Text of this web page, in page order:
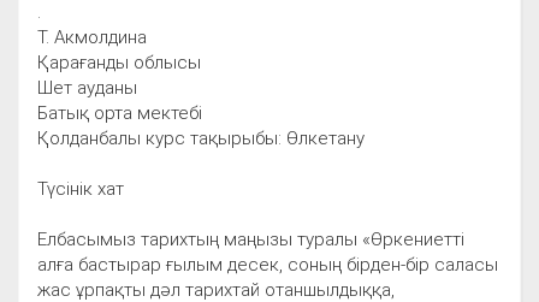
Т. Акмолдина
Қарағанды облысы
Шет ауданы
Батық орта мектебі
Қолданбалы курс тақырыбы: Өлкетану
Түсінік хат
Елбасымыз тарихтың маңызы туралы «Өркениетті
алға бастырар ғылым десек, соның бірден-бір саласы
жас ұрпақты дәл тарихтай отаншылдыққа,